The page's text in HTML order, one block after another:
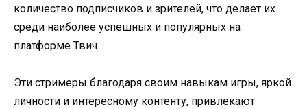
количество подписчиков и зрителей, что делает их
среди наиболее успешных и популярных на
платформе Твич.
Эти стримеры благодаря своим навыкам игры, яркой
личности и интересному контенту, привлекают